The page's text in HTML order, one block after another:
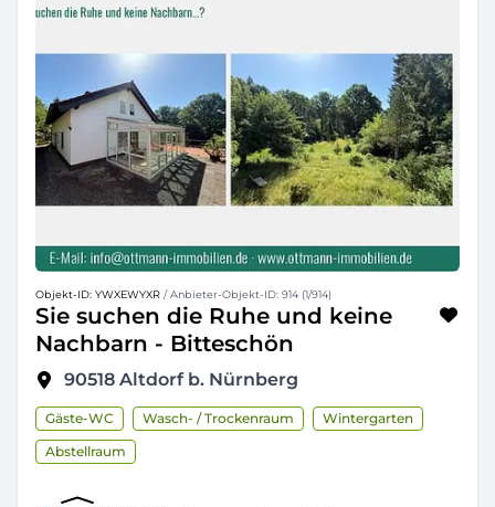
Objekt-ID: YWXEWYXR / Anbieter-Objekt-ID: 914 (1/914)
Sie suchen die Ruhe und keine
Nachbarn - Bitteschön
90518 Altdorf b. Nürnberg
Gäste-WC Wasch- / Trockenraum
Wintergarten
Abstellraum